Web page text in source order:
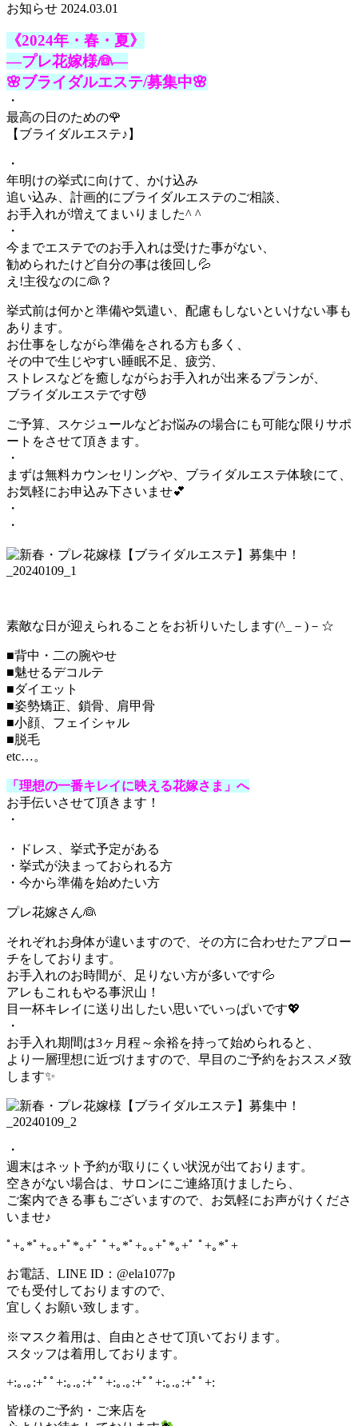
お知らせ 2024.03.01
《2024年・春・夏》
―プレ花嫁様👰―
🌸ブライダルエステ/募集中🌸
・
最高の日のための🌹
【ブライダルエステ♪】
・
年明けの挙式に向けて、かけ込み
追い込み、計画的にブライダルエステのご相談、
お手入れが増えてまいりました^ ^
・
今までエステでのお手入れは受けた事がない、
勧められたけど自分の事は後回し💦
え!主役なのに👰？
挙式前は何かと準備や気遣い、配慮もしないといけない事も
あります。
お仕事をしながら準備をされる方も多く、
その中で生じやすい睡眠不足、疲労、
ストレスなどを癒しながらお手入れが出来るプランが、
ブライダルエステです💆
ご予算、スケジュールなどお悩みの場合にも可能な限りサポ
ートをさせて頂きます。
・
まずは無料カウンセリングや、ブライダルエステ体験にて、
お気軽にお申込み下さいませ💕
・
・
素敵な日が迎えられることをお祈りいたします(^_－)－☆
■背中・二の腕やせ
■魅せるデコルテ
■ダイエット
■姿勢矯正、鎖骨、肩甲骨
■小顔、フェイシャル
■脱毛
etc…。
「理想の一番キレイに映える花嫁さま」へ
お手伝いさせて頂きます！
・
・ドレス、挙式予定がある
・挙式が決まっておられる方
・今から準備を始めたい方
プレ花嫁さん👰
それぞれお身体が違いますので、その方に合わせたアプロー
チをしております。
お手入れのお時間が、足りない方が多いです💦
アレもこれもやる事沢山！
目一杯キレイに送り出したい思いでいっぱいです💖
・
お手入れ期間は3ヶ月程～余裕を持って始められると、
より一層理想に近づけますので、早目のご予約をおススメ致
します✨
・
週末はネット予約が取りにくい状況が出ております。
空きがない場合は、サロンにご連絡頂けましたら、
ご案内できる事もございますので、お気軽にお声がけくださ
いませ♪
ﾟ+｡*ﾟ+｡｡+ﾟ*｡+ﾟ ﾟ+｡*ﾟ+｡｡+ﾟ*｡+ﾟ ﾟ+｡*ﾟ+
お電話、LINE ID：@ela1077p
でも受付しておりますので、
宜しくお願い致します。
※マスク着用は、自由とさせて頂いております。
スタッフは着用しております。
+:｡.｡:+ﾟﾟ+:｡.｡:+ﾟﾟ+:｡.｡:+ﾟﾟ+:｡.｡:+ﾟﾟ+:
皆様のご予約・ご来店を